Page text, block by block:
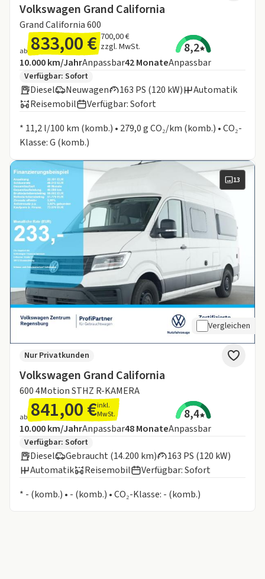
Volkswagen Grand California
Grand California 600
ab 833,00 € 700,00 €
zzgl. MwSt.
8,2
Angebotsdetails:
Inklusive Laufleistung
10.000 km/JahrAnpassbarLaufzeit
42MonateAnpassbar
Zusätzliche Fahrzeuginformationen:
Verfügbar: Sofort
Diesel Neuwagen 163 PS (120 kW)
Automatik
Reisemobil
Verfügbar: Sofort
* 11,2 l/100 km (komb.) • 279,0 g CO₂/km (komb.) • CO₂-
Klasse: G (komb.)
13
Vergleichen
Volkswagen Grand California
600 4Motion STHZ R-KAMERA
Nur Privatkunden
ab 841,00 €inkl.
MwSt.
8,4
Angebotsdetails:
Inklusive Laufleistung
10.000 km/JahrAnpassbarLaufzeit
48MonateAnpassbar
Zusätzliche Fahrzeuginformationen:
Verfügbar: Sofort
Diesel Gebraucht (14.200 km)
163 PS (120 kW)
Automatik
Reisemobil
Verfügbar: Sofort
* - (komb.) • - (komb.) • CO₂-Klasse: - (komb.)